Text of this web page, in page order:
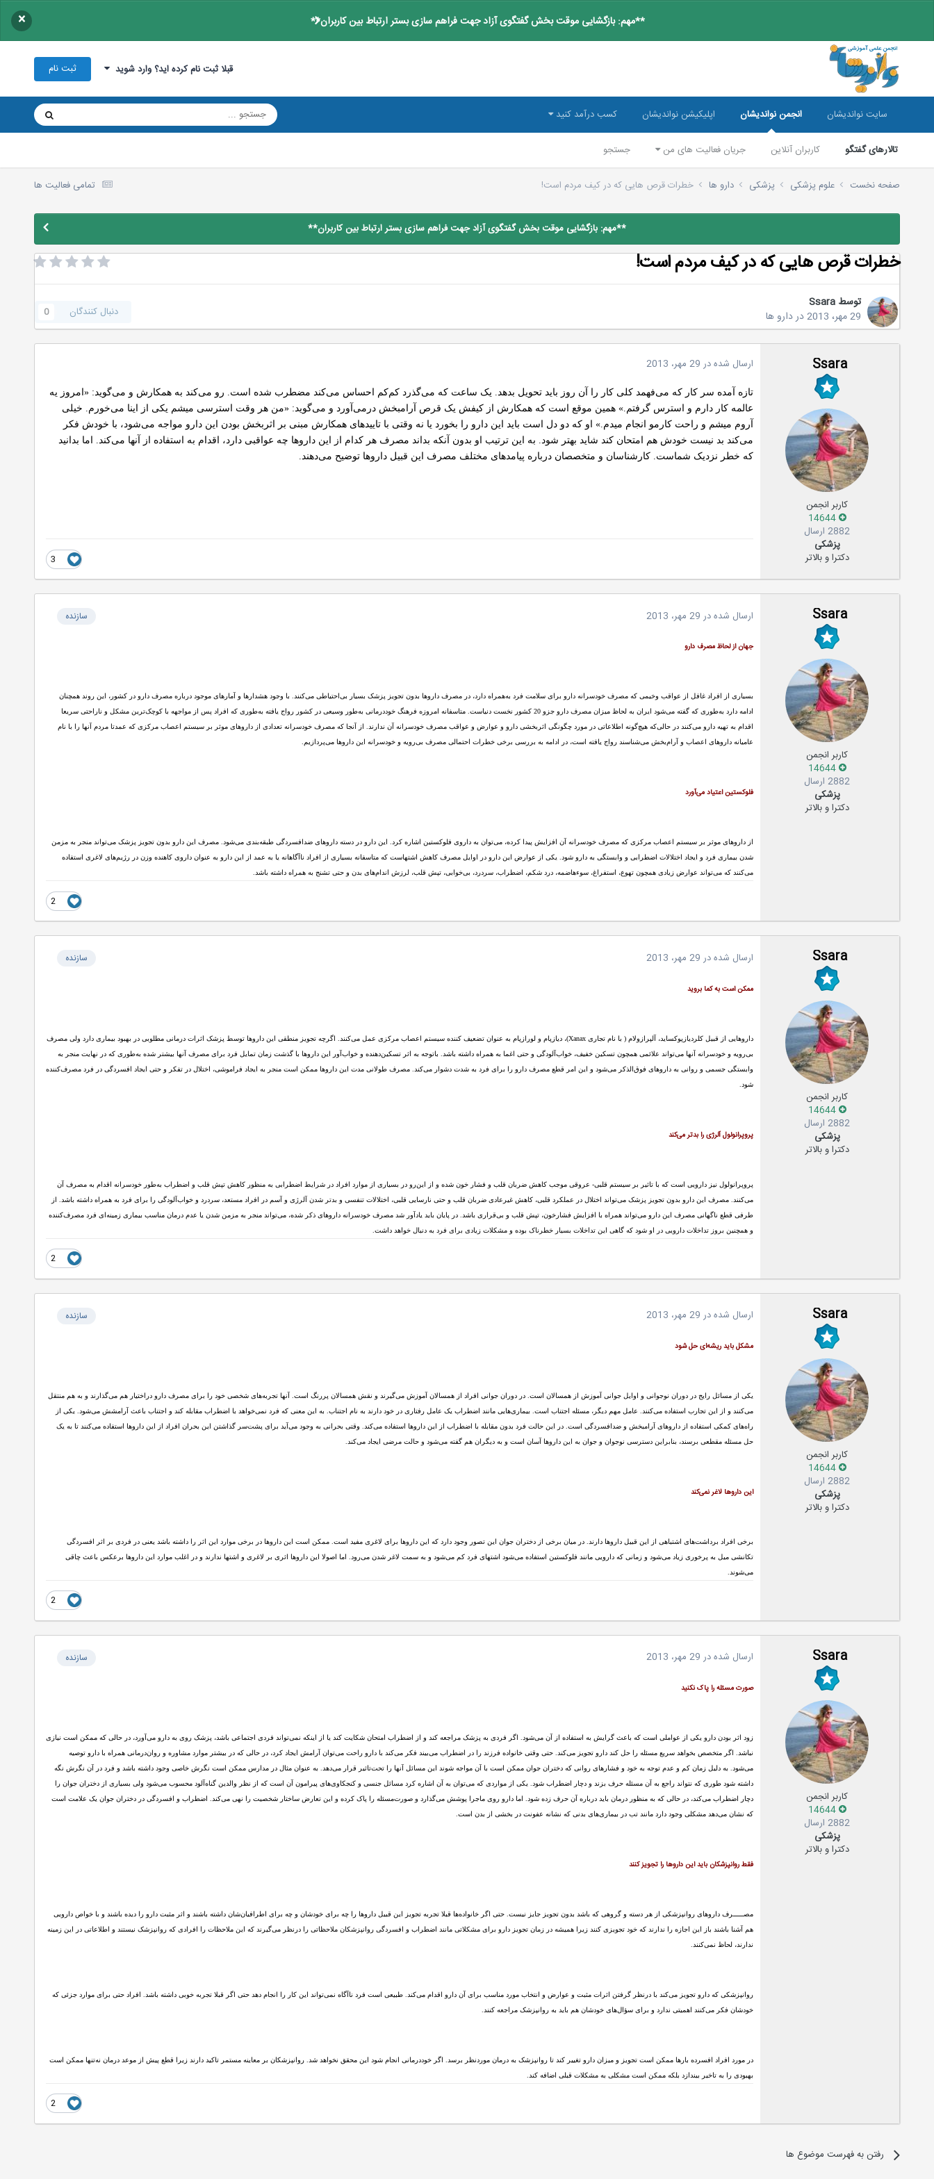
**مهم: بازگشایی موقت بخش گفتگوی آزاد جهت فراهم سازی بستر ارتباط بین کاربران** ×
قبلا ثبت نام کرده اید؟ وارد شوید ثبت نام
سایت نواندیشان انجمن نواندیشان
تالارهای گفتگو کاربران آنلاین جریان فعالیت های من جستجو
اپلیکیشن نواندیشان کسب درآمد کنید
تمامی فعالیت ها صفحه نخست علوم پزشکی پزشکی دارو ها خطرات قرص هایی که در کیف مردم است!
**مهم: بازگشایی موقت بخش گفتگوی آزاد جهت فراهم سازی بستر ارتباط بین کاربران**
خطرات قرص هایی که در کیف مردم است!
توسط Ssara
29 مهر، 2013
دردارو ها دنبال کنندگان 0
Ssara
کاربر انجمن
14644
2882 ارسال
پزشکی
دکترا و بالاتر
ارسال شده در 29 مهر، 2013
تازه آمده سر کار که می‌فهمد کلی کار را آن روز باید تحویل بدهد. یک ساعت که می‌گذرد کم‌کم احساس می‌کند مضطرب شده است. رو می‌کند به همکارش و می‌گوید: «امروز یه
عالمه کار دارم و استرس گرفتم.» همین موقع است که همکارش از کیفش یک قرص آرامبخش درمی‌آورد و می‌گوید: «من هر وقت استرسی میشم یکی از اینا می‌خورم. خیلی
آروم میشم و راحت کارمو انجام میدم.» او که دو دل است باید این دارو را بخورد یا نه وقتی با تاییدهای همکارش مبنی بر اثربخش بودن این دارو مواجه می‌شود، با خودش فکر
می‌کند بد نیست خودش هم امتحان کند شاید بهتر شود. به این ترتیب او بدون آنکه بداند مصرف هر کدام از این داروها چه عواقبی دارد، اقدام به استفاده از آنها می‌کند. اما بدانید
که خطر نزدیک شماست. کارشناسان و متخصصان درباره پیامدهای مختلف مصرف این قبیل داروها توضیح می‌دهند.
3
Ssara
کاربر انجمن
14644
2882 ارسال
پزشکی
دکترا و بالاتر
سازنده ارسال شده در 29 مهر، 2013
جهان از لحاظ مصرف دارو
بسیاری از افراد غافل از عواقب وخیمی که مصرف خودسرانه دارو برای سلامت فرد به‌همراه دارد، در مصرف داروها بدون تجویز پزشک بسیار بی‌احتیاطی می‌کنند. با وجود هشدارها و آمارهای موجود درباره مصرف دارو در کشور، این روند همچنان
ادامه دارد به‌طوری که گفته می‌شود ایران به لحاظ میزان مصرف دارو جزو 20 کشور نخست دنیاست. متاسفانه امروزه فرهنگ خوددرمانی به‌طور وسیعی در کشور رواج یافته به‌طوری که افراد پس از مواجهه با کوچک‌ترین مشکل و ناراحتی سریعا
اقدام به تهیه دارو می‌کنند در حالی‌که هیچ‌گونه اطلاعاتی در مورد چگونگی اثربخشی دارو و عوارض و عواقب مصرف خودسرانه آن ندارند. از آنجا که مصرف خودسرانه تعدادی از داروهای موثر بر سیستم اعصاب مرکزی که عمدتا مردم آنها را با نام
عامیانه داروهای اعصاب و آرام‌بخش می‌شناسند رواج یافته است، در ادامه به بررسی برخی خطرات احتمالی مصرف بی‌رویه و خودسرانه این داروها می‌پردازیم.
فلوکستین اعتیاد می‌آورد
از داروهای موثر بر سیستم اعصاب مرکزی که مصرف خودسرانه آن افزایش پیدا کرده، می‌توان به داروی فلوکستین اشاره کرد. این دارو در دسته داروهای ضدافسردگی طبقه‌بندی می‌شود. مصرف این دارو بدون تجویز پزشک می‌تواند منجر به مزمن
شدن بیماری فرد و ایجاد اختلالات اضطرابی و وابستگی به دارو شود. یکی از عوارض این دارو در اوایل مصرف کاهش اشتهاست که متاسفانه بسیاری از افراد ناآگاهانه یا به عمد از این دارو به عنوان داروی کاهنده وزن در رژیم‌های لاغری استفاده
می‌کنند که می‌تواند عوارض زیادی همچون تهوع، استفراغ، سوء‌هاضمه، درد شکم، اضطراب، سردرد، بی‌خوابی، تپش قلب، لرزش اندام‌های بدن و حتی تشنج به همراه داشته باشد.
2
Ssara
کاربر انجمن
14644
2882 ارسال
پزشکی
دکترا و بالاتر
سازنده ارسال شده در 29 مهر، 2013
ممکن است به کما بروید
داروهایی از قبیل کلردیازپوکساید، آلپرازولام ( با نام تجاری Xanax)، دیازپام و لورازپام به عنوان تضعیف کننده سیستم اعصاب مرکزی عمل می‌کنند. اگرچه تجویز منطقی این داروها توسط پزشک اثرات درمانی مطلوبی در بهبود بیماری دارد ولی مصرف
بی‌رویه و خودسرانه آنها می‌تواند علائمی همچون تسکین خفیف، خواب‌آلودگی و حتی اغما به‌ همراه داشته باشد. باتوجه به اثر تسکین‌‌دهنده و خواب‌آور این داروها با گذشت زمان تمایل فرد برای مصرف آنها بیشتر شده به‌طوری که در نهایت منجر به
وابستگی جسمی و روانی به داروهای فوق‌الذکر می‌شود و این امر قطع مصرف دارو را برای فرد به شدت دشوار می‌کند. مصرف طولانی مدت این داروها ممکن است منجر به ایجاد فراموشی، اختلال در تفکر و حتی ایجاد افسردگی در فرد مصرف‌کننده
شود.
پروپرانولول آلرژی را بدتر می‌کند
پروپرانولول نیز دارویی است که با تاثیر بر سیستم قلبی- عروقی موجب کاهش ضربان قلب و فشار خون شده و از این‌رو در بسیاری از موارد افراد در شرایط اضطرابی به منظور کاهش تپش قلب و اضطراب به‌طور خودسرانه اقدام به مصرف آن
می‌کنند. مصرف این دارو بدون تجویز پزشک می‌تواند اختلال در عملکرد قلبی، کاهش غیرعادی ضربان قلب و حتی نارسایی قلبی، اختلالات تنفسی و بدتر شدن آلرژی و آسم در افراد مستعد، سردرد و خواب‌آلودگی را برای فرد به‌ همراه داشته باشد. از
طرفی قطع ناگهانی مصرف این دارو می‌تواند همراه با افزایش فشارخون، تپش قلب و بی‌قراری باشد. در پایان باید یادآور شد مصرف خودسرانه داروهای ذکر شده، می‌تواند منجر به مزمن شدن یا عدم درمان مناسب بیماری زمینه‌ای فرد مصرف‌کننده
و همچنین بروز تداخلات دارویی در او شود که گاهی این تداخلات بسیار خطرناک بوده و مشکلات زیادی برای فرد به دنبال خواهد داشت.
2
Ssara
کاربر انجمن
14644
2882 ارسال
پزشکی
دکترا و بالاتر
سازنده ارسال شده در 29 مهر، 2013
‫مشکل باید ریشه‌ای حل شود‬‎
یکی از مسائل رایج در دوران نوجوانی و اوایل جوانی آموزش از همسالان است. در دوران جوانی افراد از همسالان آموزش می‌گیرند و نقش همسالان پررنگ است. آنها تجربه‌های شخصی خود را برای مصرف دارو دراختیار هم می‌گذارند و به هم منتقل
می‌کنند و از این تجارب استفاده می‌کنند. عامل مهم دیگر، مسئله اجتناب است. بیماری‌هایی مانند اضطراب یک عامل رفتاری در خود دارند به نام اجتناب. به این معنی که فرد نمی‌خواهد با اضطراب مقابله کند و اجتناب باعث آرامشش می‌شود. یکی از
راه‌های کمکی استفاده از داروهای آرامبخش و ضدافسردگی است. در این حالت فرد بدون مقابله با اضطراب از این داروها استفاده می‌کند. وقتی بحرانی به وجود می‌آید برای پشت‌سر گذاشتن این بحران افراد از این داروها استفاده می‌کنند تا به یک
حل مسئله مقطعی برسند، بنابراین دسترسی نوجوان و جوان به این داروها آسان است و به دیگران هم گفته می‌شود و حالت مرضی ایجاد می‌کند.
این داروها لاغر نمی‌کند
برخی افراد برداشت‌های اشتباهی از این قبیل داروها دارند. در میان برخی از دختران جوان این تصور وجود دارد که این داروها برای لاغری مفید است. ممکن است این داروها در برخی موارد این اثر را داشته باشد یعنی در فردی بر اثر افسردگی
تکانشی میل به پرخوری زیاد می‌شود و زمانی که دارویی مانند فلوکستین استفاده می‌شود اشتهای فرد کم می‌شود و به سمت لاغر شدن می‌رود. اما اصولا این داروها اثری بر لاغری و اشتها ندارند و در اغلب موارد این داروها برعکس باعث چاقی
می‌شوند.
2
Ssara
کاربر انجمن
14644
2882 ارسال
پزشکی
دکترا و بالاتر
سازنده ارسال شده در 29 مهر، 2013
صورت مسئله را پاک نکنید
زود اثر بودن دارو یکی از عواملی است که باعث گرایش به استفاده از آن می‌شود. اگر فردی به پزشک مراجعه کند و از اضطراب امتحان شکایت کند یا از اینکه نمی‌تواند فردی اجتماعی باشد، پزشک روی به دارو می‌آورد، در حالی که ممکن است نیازی
نباشد. اگر متخصص بخواهد سریع مسئله را حل کند دارو تجویز می‌کند. حتی وقتی خانواده فرزند را در اضطراب می‌بیند فکر می‌کند با دارو راحت می‌توان آرامش ایجاد کرد، در حالی که در بیشتر موارد مشاوره و روان‌درمانی همراه با دارو توصیه
می‌شود. به دلیل زمان کم و عدم توجه به خود و فشارهای روانی که دختران جوان ممکن است با آن مواجه شوند این مسائل آنها را تحت‌تاثیر قرار می‌دهد. به عنوان مثال در مدارس ممکن است نگرش خاصی وجود داشته باشد و فرد در آن نگرش نگه
داشته شود طوری که نتواند راجع به آن مسئله حرف بزند و دچار اضطراب شود. یکی از مواردی که می‌توان به آن اشاره کرد مسائل جنسی و کنجکاوی‌های پیرامون آن است که از نظر والدین گنا‌ه‌آلود محسوب می‌شود ولی بسیاری از دختران جوان را
دچار اضطراب می‌کند، در حالی که به منظور درمان باید درباره آن حرف زده شود. اما دارو روی ماجرا پوشش می‌گذارد و صورت‌مسئله را پاک کرده و این تعارض ساختار شخصیت را نهی می‌کند. اضطراب و افسردگی در دختران جوان یک علامت است
که نشان می‌دهد مشکلی وجود دارد مانند تب در بیماری‌های بدنی که نشانه عفونت در بخشی از بدن است.
‫فقط روانپزشکان باید این داروها را تجویز کنند‬‎
مصـــــرف داروهای روانپزشکی از هر دسته و گروهی که باشد بدون تجویز جایز نیست. حتی اگر خانواده‌ها قبلا تجربه تجویز این قبیل داروها را چه برای خودشان و چه برای اطرافیان‌شان داشته باشند و اثر مثبت دارو را دیده باشند و با خواص دارویی
هم آشنا باشند باز این اجازه را ندارند که خود تجویزی کنند زیرا همیشه در زمان تجویز دارو برای مشکلاتی مانند اضطراب و افسردگی روانپزشکان ملاحظاتی را درنظر می‌گیرند که این ملاحظات را افرادی که روانپزشک نیستند و اطلاعاتی در این زمینه
ندارند، لحاظ نمی‌کنند.
روانپزشکی که دارو تجویز می‌کند با درنظر گرفتن اثرات مثبت و عوارض و انتخاب مورد مناسب برای آن دارو اقدام می‌کند. طبیعی است فرد ناآگاه نمی‌تواند این کار را انجام دهد حتی اگر قبلا تجربه خوبی داشته باشد. افراد حتی برای موارد جزئی که
خودشان فکر می‌کنند اهمیتی ندارد و برای سؤال‌های خودشان هم باید به روانپزشک مراجعه کنند.
در مورد افراد افسرده بارها ممکن است تجویز و میزان دارو تغییر کند تا روانپزشک به درمان موردنظر برسد. اگر خوددرمانی انجام شود این محقق نخواهد شد. روانپزشکان بر معاینه مستمر تاکید دارند زیرا قطع پیش از موعد درمان نه‌تنها ممکن است
بهبودی را به تاخیر بیندازد بلکه ممکن است مشکلی به مشکلات قبلی اضافه کند.
2
رفتن به فهرست موضوع ها